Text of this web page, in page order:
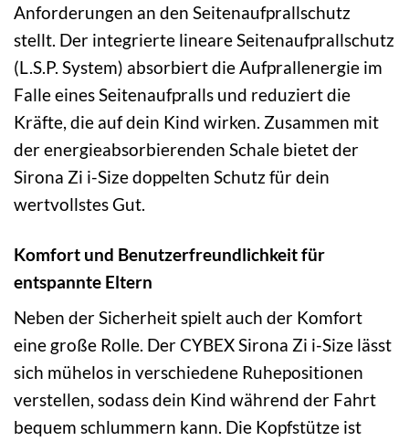
Anforderungen an den Seitenaufprallschutz
stellt. Der integrierte lineare Seitenaufprallschutz
(L.S.P. System) absorbiert die Aufprallenergie im
Falle eines Seitenaufpralls und reduziert die
Kräfte, die auf dein Kind wirken. Zusammen mit
der energieabsorbierenden Schale bietet der
Sirona Zi i-Size doppelten Schutz für dein
wertvollstes Gut.
Komfort und Benutzerfreundlichkeit für
entspannte Eltern
Neben der Sicherheit spielt auch der Komfort
eine große Rolle. Der CYBEX Sirona Zi i-Size lässt
sich mühelos in verschiedene Ruhepositionen
verstellen, sodass dein Kind während der Fahrt
bequem schlummern kann. Die Kopfstütze ist